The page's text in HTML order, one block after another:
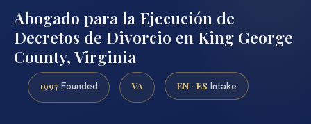
Abogado para la Ejecución de
Decretos de Divorcio en King George
County, Virginia
1997 Founded VA EN · ES Intake